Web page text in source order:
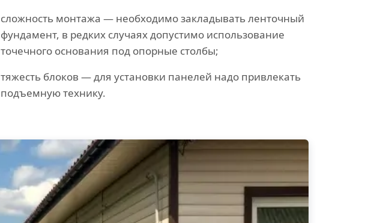
сложность монтажа — необходимо закладывать ленточный
фундамент, в редких случаях допустимо использование
точечного основания под опорные столбы;
тяжесть блоков — для установки панелей надо привлекать
подъемную технику.